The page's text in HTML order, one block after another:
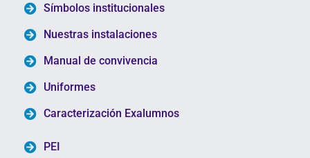
Símbolos institucionales
Nuestras instalaciones
Manual de convivencia
Uniformes
Caracterización Exalumnos
PEI